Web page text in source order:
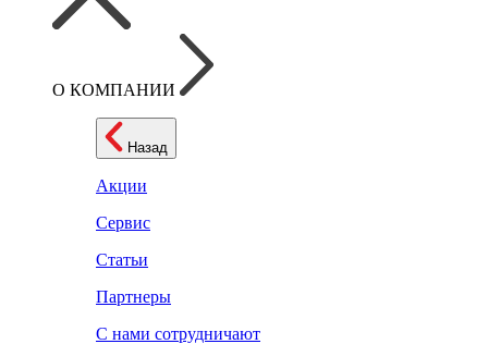
О КОМПАНИИ
Назад
Акции
Сервис
Статьи
Партнеры
С нами сотрудничают